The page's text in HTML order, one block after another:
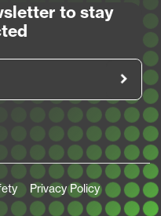
to stay
Privacy Policy